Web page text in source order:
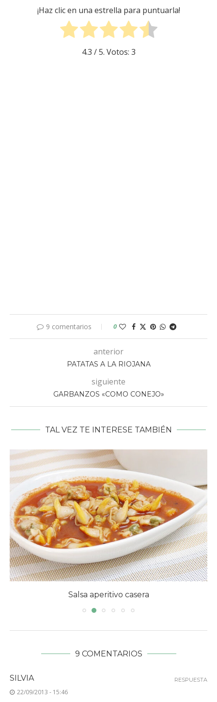
¡Haz clic en una estrella para puntuarla!
4.3 / 5. Votos: 3
9 comentarios 0
anterior
PATATAS A LA RIOJANA
siguiente
GARBANZOS «COMO CONEJO»
TAL VEZ TE INTERESE TAMBIÉN
Salsa aperitivo casera
9 COMENTARIOS
SILVIA
22/09/2013 - 15:46
RESPUESTA